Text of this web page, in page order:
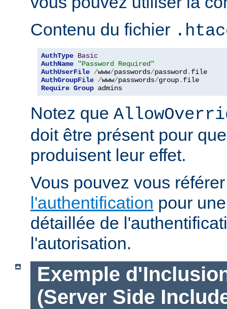
Contenu du fichier
AuthType Basic
AuthName
"Password Required"
AuthUserFile /www/passwords/password.
AuthGroupFile /www/passwords/group.
Require Group admins
Notez que
doit être présent pour
produisent leur effet.
Vous pouvez vous
l'authentification pour
détaillée de
l'autorisation.
Exemple
(Server Side